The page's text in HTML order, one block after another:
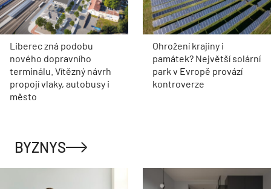
Liberec zná podobu
nového dopravního
terminálu. Vítězný návrh
propojí vlaky, autobusy i
město
Ohrožení krajiny i
památek? Největší solární
park v Evropě provází
kontroverze
BYZNYS